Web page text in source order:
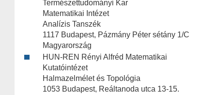
Természettudományi Kar
Matematikai Intézet
Analízis Tanszék
1117 Budapest, Pázmány Péter sétány 1/C
Magyarország
HUN-REN Rényi Alfréd Matematikai
Kutatóintézet
Halmazelmélet és Topológia
1053 Budapest, Reáltanoda utca 13-15.